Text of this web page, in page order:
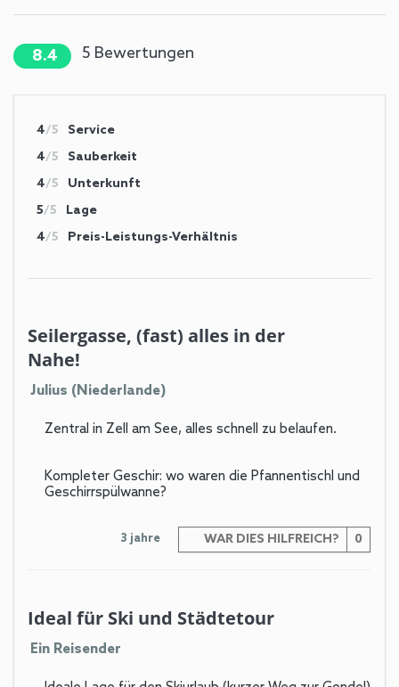
8.4 5 Bewertungen
4/5
Service
4/5
Sauberkeit
4/5
Unterkunft
5/5
Lage
4/5 Preis-Leistungs-Verhältnis
Seilergasse, (fast) alles in der
Nahe!
Julius (Niederlande)
Zentral in Zell am See, alles schnell zu belaufen.
Kompleter Geschir: wo waren die Pfannentischl und
Geschirrspülwanne?
WAR DIES HILFREICH? 0
3 jahre
Ideal für Ski und Städtetour
Ein Reisender